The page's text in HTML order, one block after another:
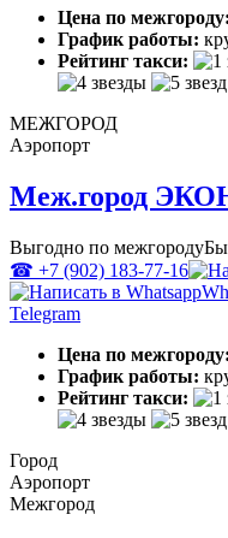
Цена по межгороду:
График работы:
Рейтинг такси:
МЕЖГОРОД
Аэропорт
Меж.город
Выгодно по межгороду
☎ +7 (902) 183-77-16
Telegram
Цена по межгороду:
График работы:
Рейтинг такси:
Город
Аэропорт
Межгород